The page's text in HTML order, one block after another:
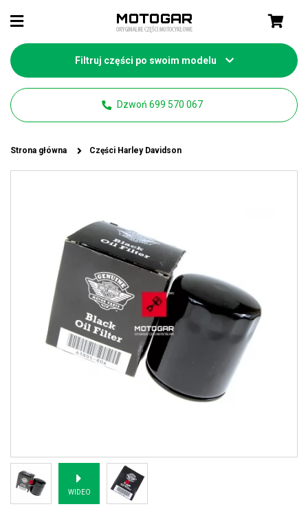
Filtruj części po swoim modelu
Dzwoń 699 570 067
Strona główna Części Harley Davidson
WIDEO